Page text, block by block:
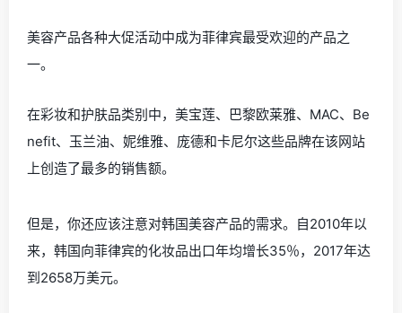
美容产品各种大促活动中成为菲律宾最受欢迎的产品之
一。
在彩妆和护肤品类别中，美宝莲、巴黎欧莱雅、MAC、Be
nefit、玉兰油、妮维雅、庞德和卡尼尔这些品牌在该网站
上创造了最多的销售额。
但是，你还应该注意对韩国美容产品的需求。自2010年以
来，韩国向菲律宾的化妆品出口年均增长35％，2017年达
到2658万美元。